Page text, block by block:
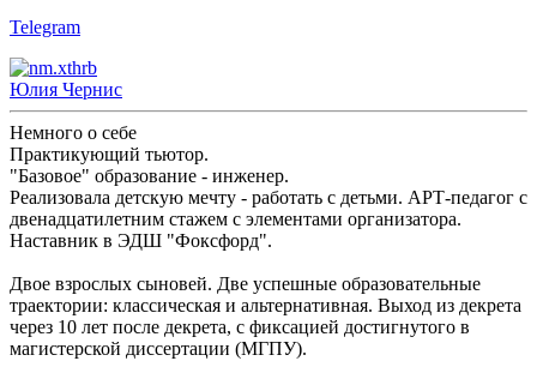
Telegram
Юлия Чернис
Немного о себе
Практикующий тьютор.
"Базовое" образование - инженер.
Реализовала детскую мечту - работать с детьми. АРТ-педагог с
двенадцатилетним стажем с элементами организатора.
Наставник в ЭДШ "Фоксфорд".
Двое взрослых сыновей. Две успешные образовательные
траектории: классическая и альтернативная. Выход из декрета
через 10 лет после декрета, с фиксацией достигнутого в
магистерской диссертации (МГПУ).